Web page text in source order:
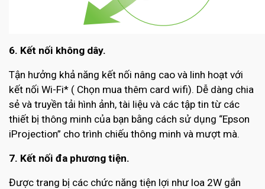
6. Kết nối không dây.
Tận hưởng khả năng kết nối nâng cao và linh hoạt với
kết nối Wi-Fi* ( Chọn mua thêm card wifi). Dễ dàng chia
sẻ và truyền tải hình ảnh, tài liệu và các tập tin từ các
thiết bị thông minh của bạn bằng cách sử dụng “Epson
iProjection” cho trình chiếu thông minh và mượt mà.
7. Kết nối đa phương tiện.
Được trang bị các chức năng tiện lợi như loa 2W gắn